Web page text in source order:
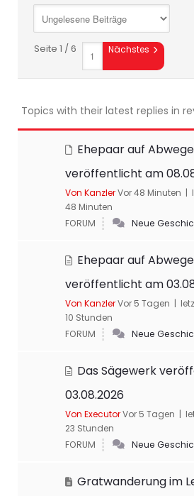
Seite 1 / 6 Nächstes
Topics with their latest replies in
Ehepaar auf
veröffentlicht am
Von KanzlerVor 48 Minuten |
48 Minuten
FORUM
Neue
Ehepaar auf
veröffentlicht am
Von KanzlerVor 5 Tagen |
10 Stunden
FORUM
Neue
Das Sägewerk
03.08.2026
Von ExecutorVor 5 Tagen |
23 Stunden
FORUM
Neue
Gratwanderung im